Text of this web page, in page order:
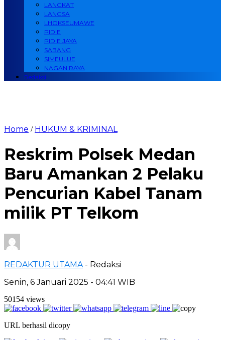
LANGKAT
LANGSA
LHOKSEUMAWE
PIDIE
PIDIE JAYA
SABANG
SIMEULUE
NAGAN RAYA
Redaksi
Home / HUKUM & KRIMINAL
Reskrim Polsek Medan
Baru Amankan 2 Pelaku
Pencurian Kabel Tanam
milik PT Telkom
REDAKTUR UTAMA - Redaksi
Senin, 6 Januari 2025 - 04:41 WIB
50154 views
URL berhasil dicopy